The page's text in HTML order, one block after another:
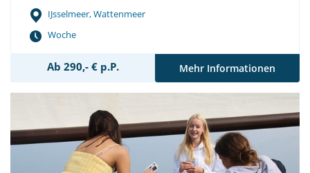
IJsselmeer, Wattenmeer
Woche
Ab 290,- € p.P. Mehr Informationen